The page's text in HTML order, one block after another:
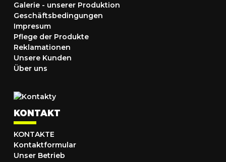
Galerie - unserer Produktion
Geschäftsbedingungen
Impresum
Pflege der Produkte
Reklamationen
Unsere Kunden
Über uns
KONTAKT
KONTAKTE
Kontaktformular
Unser Betrieb